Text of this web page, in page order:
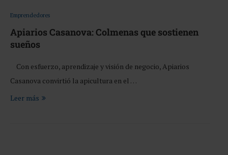
Emprendedores
Apiarios Casanova: Colmenas que sostienen
sueños
Con esfuerzo, aprendizaje y visión de negocio, Apiarios
Casanova convirtió la apicultura en el …
Leer más